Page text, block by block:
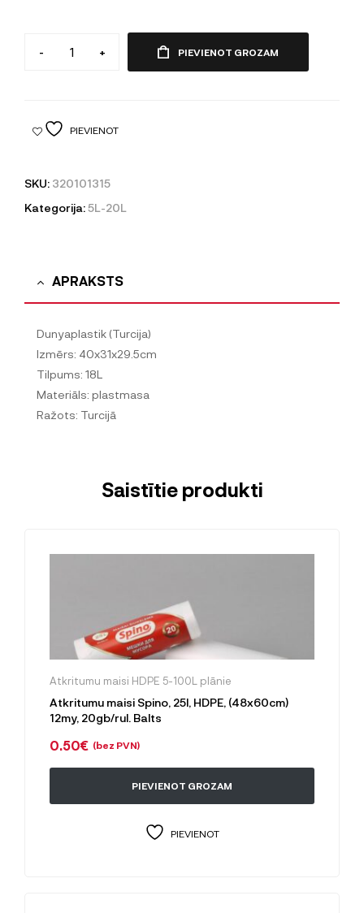
- + PIEVIENOT GROZAM
PIEVIENOT
SKU: 320101315
Kategorija:5L-20L
APRAKSTS
Dunyaplastik (Turcija)
Izmērs: 40x31x29.5cm
Tilpums: 18L
Materiāls: plastmasa
Ražots: Turcijā
Saistītie produkti
Atkritumu maisi HDPE 5-100L plānie
Atkritumu maisi Spino, 25l, HDPE, (48x60cm)
12my, 20gb/rul. Balts
0.50€ (bez PVN)
PIEVIENOT GROZAM
PIEVIENOT